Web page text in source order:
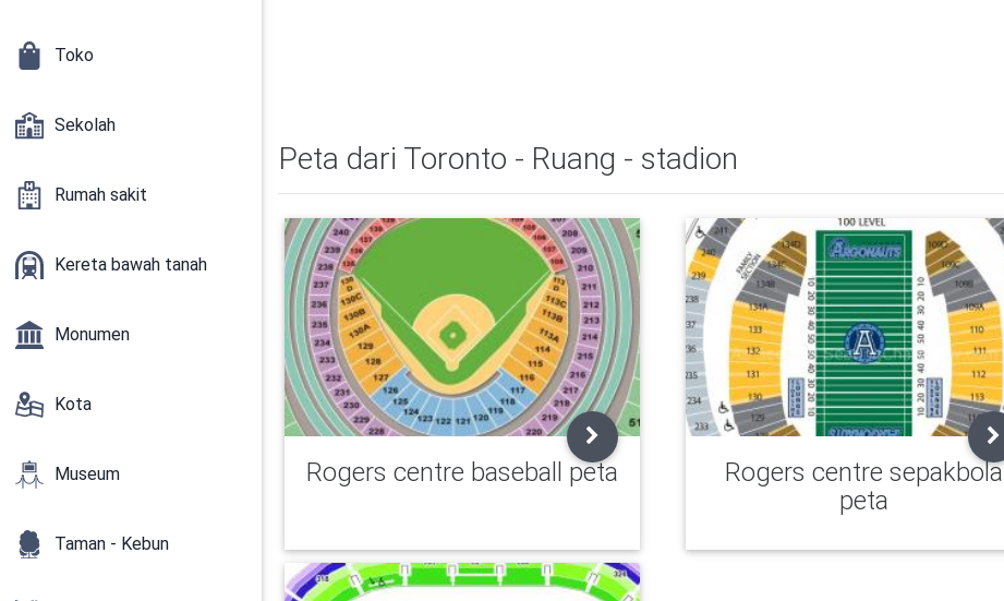
Toko
Sekolah
Rumah sakit
Kereta bawah tanah
Monumen
Kota
Museum
Taman - Kebun
Peta dari Toronto - Ruang - stadion
Rogers centre baseball peta
Rogers centre sepakbola
peta